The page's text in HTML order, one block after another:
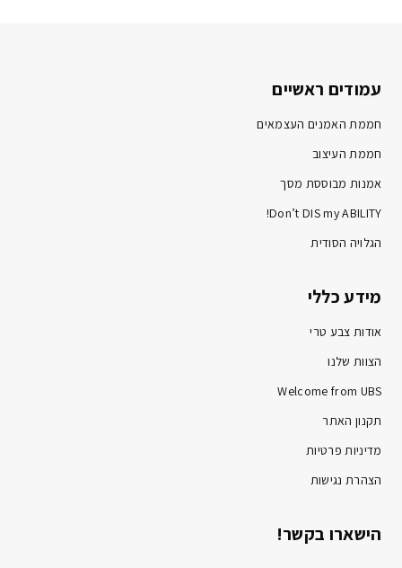
עמודים ראשיים
חממת האמנים העצמאים
חממת העיצוב
אמנות מבוססת מסך
Don’t DIS my ABILITY!
הגלויה הסודית
מידע כללי
אודות צבע טרי
הצוות שלנו
Welcome from UBS
תקנון האתר
מדיניות פרטיות
הצהרת נגישות
הישארו בקשר!